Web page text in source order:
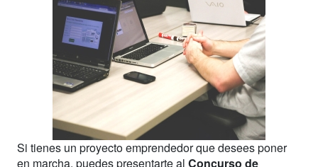
Si tienes un proyecto emprendedor que desees poner
en marcha, puedes presentarte al Concurso de